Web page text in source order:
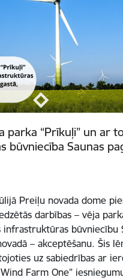
parka “Prīkuļi” un ar
būvniecība Saunas
Preiļu novada dome
darbības – vēja
būvniecību
– akceptēšanu. Šis
uz sabiedrības ar
Farm One”